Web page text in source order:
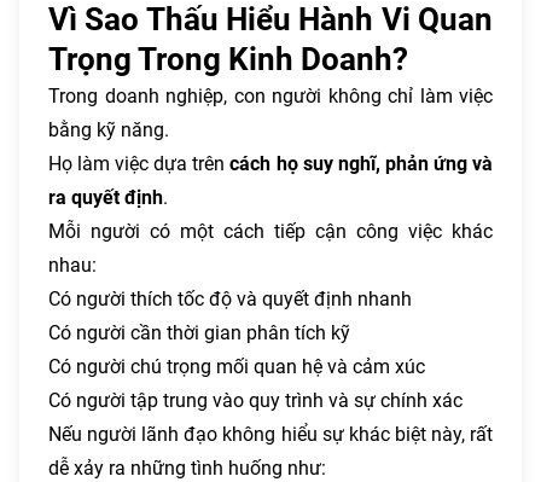
Vì Sao Thấu Hiểu Hành Vi Quan
Trọng Trong Kinh Doanh?
Trong doanh nghiệp, con người không chỉ làm việc
bằng kỹ năng.
Họ làm việc dựa trêncách họ suy nghĩ, phản ứng và
ra quyết định.
Mỗi người có một cách tiếp cận công việc khác
nhau:
Có người thích tốc độ và quyết định nhanh
Có người cần thời gian phân tích kỹ
Có người chú trọng mối quan hệ và cảm xúc
Có người tập trung vào quy trình và sự chính xác
Nếu người lãnh đạo không hiểu sự khác biệt này, rất
dễ xảy ra những tình huống như: